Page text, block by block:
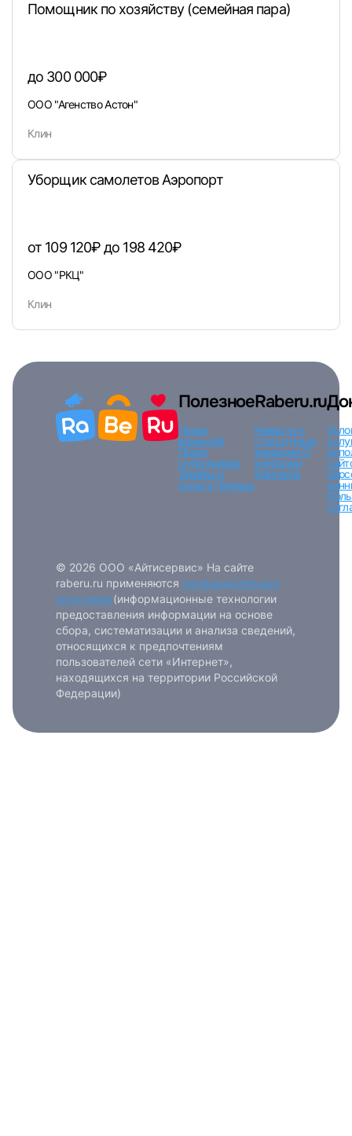
Пароль
или любым удобным способом
Помощник по хозяйству (семейная пара)
до 300 000₽
ООО "Агенство Астон"
Клин
Уборщик самолетов Аэропорт
от 109 120₽ до 198 420₽
ООО "РКЦ"
Клин
Полезное
Поиск
вакансий
Поиск
сотрудников
Тарифы и
оплата Помощь
Raberu.ru
Новости и
статьи Наши
вакансииО
компании
Контакты
© 2026 ООО «Айтисервис» На сайте
raberu.ru применяются рекомендательные
технологии (информационные технологии
предоставления информации на основе
сбора, систематизации и анализа сведений,
относящихся к предпочтениям
пользователей сети «Интернет»,
находящихся на территории Российской
Федерации)